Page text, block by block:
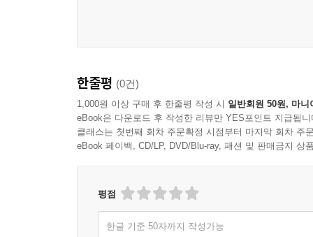
한줄평 (0건)
1,000원 이상 구매 후 한줄평 작성 시 일반회원 50원, 마니
eBook은 다운로드 후 작성한 리뷰만 YES포인트 지급됩니
클래스는 첫번째 회차 주문확정 시점부터 마지막 회차 주
eBook 페이백, CD/LP, DVD/Blu-ray, 패션 및 판매금지 상
평점
한글 기준 50자까지 작성가능